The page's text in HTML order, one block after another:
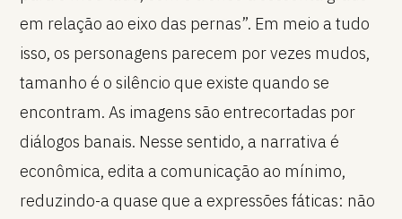
em relação ao eixo das pernas”. Em meio a tudo
isso, os personagens parecem por vezes mudos,
tamanho é o silêncio que existe quando se
encontram. As imagens são entrecortadas por
diálogos banais. Nesse sentido, a narrativa é
econômica, edita a comunicação ao mínimo,
reduzindo-a quase que a expressões fáticas: não